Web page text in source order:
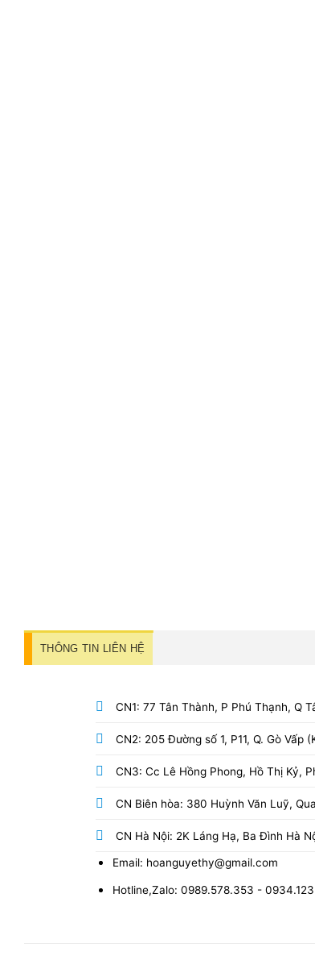
THÔNG TIN LIÊN HỆ
CN1: 77 Tân Thành, P Phú Thạnh, Q
CN2: 205 Đường số 1, P11, Q. Gò Vấp
CN3: Cc Lê Hồng Phong, Hồ Thị Kỷ,
CN Biên hòa: 380 Huỳnh Văn Luỹ,
CN Hà Nội: 2K Láng Hạ, Ba Đình Hà
Email: hoanguyethy@gmail.com
Hotline,Zalo: 0989.578.353 -